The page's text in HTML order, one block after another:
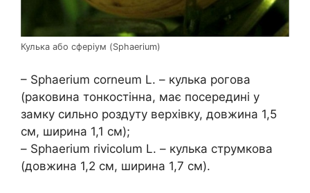
Кулька або сферіум (Sphaerium)
– Sphaerium corneum L. – кулька рогова
(раковина тонкостінна, має посередині у
замку сильно роздуту верхівку, довжина 1,5
см, ширина 1,1 см);
– Sphaerium rivicolum L. – кулька струмкова
(довжина 1,2 см, ширина 1,7 см).